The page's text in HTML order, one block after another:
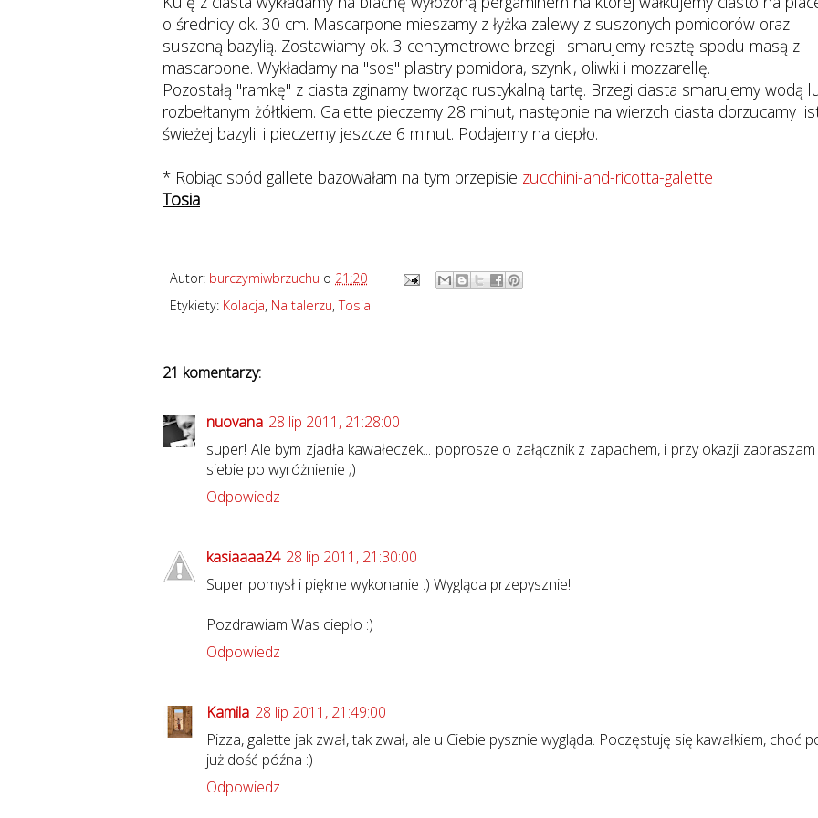
o średnicy ok. 30 cm. Mascarpone mieszamy z łyżka zalewy z suszonych pomidorów oraz
suszoną bazylią. Zostawiamy ok. 3 centymetrowe brzegi i smarujemy resztę spodu masą z
mascarpone. Wykładamy na "sos" plastry pomidora, szynki, oliwki i mozzarellę.
Pozostałą "ramkę" z ciasta zginamy tworząc rustykalną tartę. Brzegi ciasta smarujemy wodą
rozbełtanym żółtkiem. Galette pieczemy 28 minut, następnie na wierzch ciasta dorzucamy
świeżej bazylii i pieczemy jeszcze 6 minut. Podajemy na ciepło.
* Robiąc spód gallete bazowałam na tym przepisie zucchini-and-ricotta-galette
Tosia
Autor: burczymiwbrzuchu o 21:20
Etykiety: Kolacja, Na talerzu,Tosia
21 komentarzy:
nuovana 28 lip 2011, 21:28:00
super! Ale bym zjadła kawałeczek... poprosze o załącznik z zapachem, i przy okazji
siebie po wyróżnienie ;)
Odpowiedz
kasiaaaa24 28 lip 2011, 21:30:00
Super pomysł i piękne wykonanie :) Wygląda przepysznie!
Pozdrawiam Was ciepło :)
Odpowiedz
Kamila 28 lip 2011, 21:49:00
Pizza, galette jak zwał, tak zwał, ale u Ciebie pysznie wygląda. Poczęstuję się kawałkiem, choć
już dość późna :)
Odpowiedz